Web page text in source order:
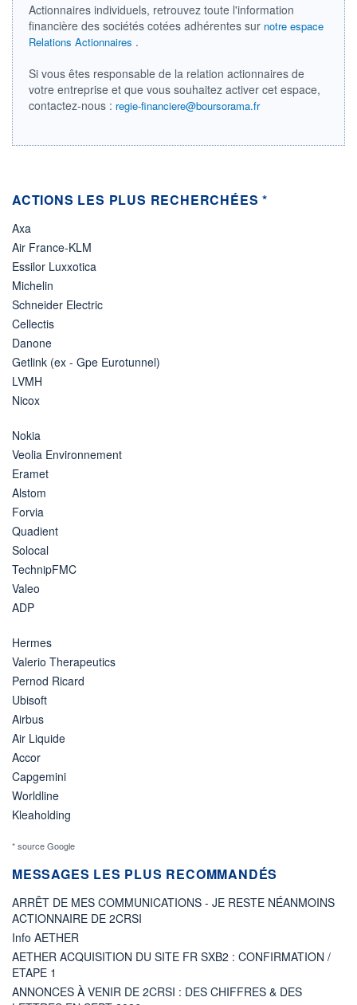
+ PORTEFEUILLE + LISTE
Actionnaires individuels, retrouvez toute l'information
financière des sociétés cotées adhérentes sur notre espace
Relations Actionnaires .
Si vous êtes responsable de la relation actionnaires de
votre entreprise et que vous souhaitez activer cet espace,
contactez-nous : regie-financiere@boursorama.fr
ACTIONS LES PLUS RECHERCHÉES *
Axa
Air France-KLM
Essilor Luxxotica
Michelin
Schneider Electric
Cellectis
Danone
Getlink (ex - Gpe Eurotunnel)
LVMH
Nicox
Nokia
Veolia Environnement
Eramet
Alstom
Forvia
Quadient
Solocal
TechnipFMC
Valeo
ADP
Hermes
Valerio Therapeutics
Pernod Ricard
Ubisoft
Airbus
Air Liquide
Accor
Capgemini
Worldline
Kleaholding
* source Google
MESSAGES LES PLUS RECOMMANDÉS
ARRÊT DE MES COMMUNICATIONS - JE RESTE NÉANMOINS
ACTIONNAIRE DE 2CRSI
Info AETHER
AETHER ACQUISITION DU SITE FR SXB2 : CONFIRMATION /
ETAPE 1
ANNONCES À VENIR DE 2CRSI : DES CHIFFRES & DES